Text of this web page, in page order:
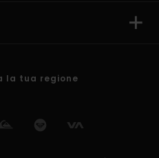
la tua regione